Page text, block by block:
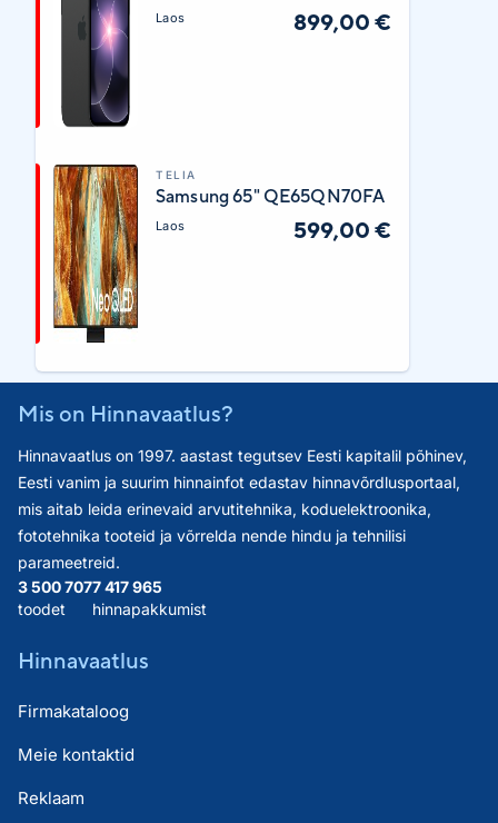
Laos 899,00 €
TELIA
Samsung 65" QE65QN70FA
Laos 599,00 €
Mis on Hinnavaatlus?
Hinnavaatlus on 1997. aastast tegutsev Eesti kapitalil põhinev,
Eesti vanim ja suurim hinnainfot edastav hinnavõrdlusportaal,
mis aitab leida erinevaid arvutitehnika, koduelektroonika,
fototehnika tooteid ja võrrelda nende hindu ja tehnilisi
parameetreid.
3 500 707
toodet
7 417 965
hinnapakkumist
Hinnavaatlus
Firmakataloog
Meie kontaktid
Reklaam